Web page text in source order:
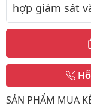
hợp giám sát
SẢN PHẨM MUA